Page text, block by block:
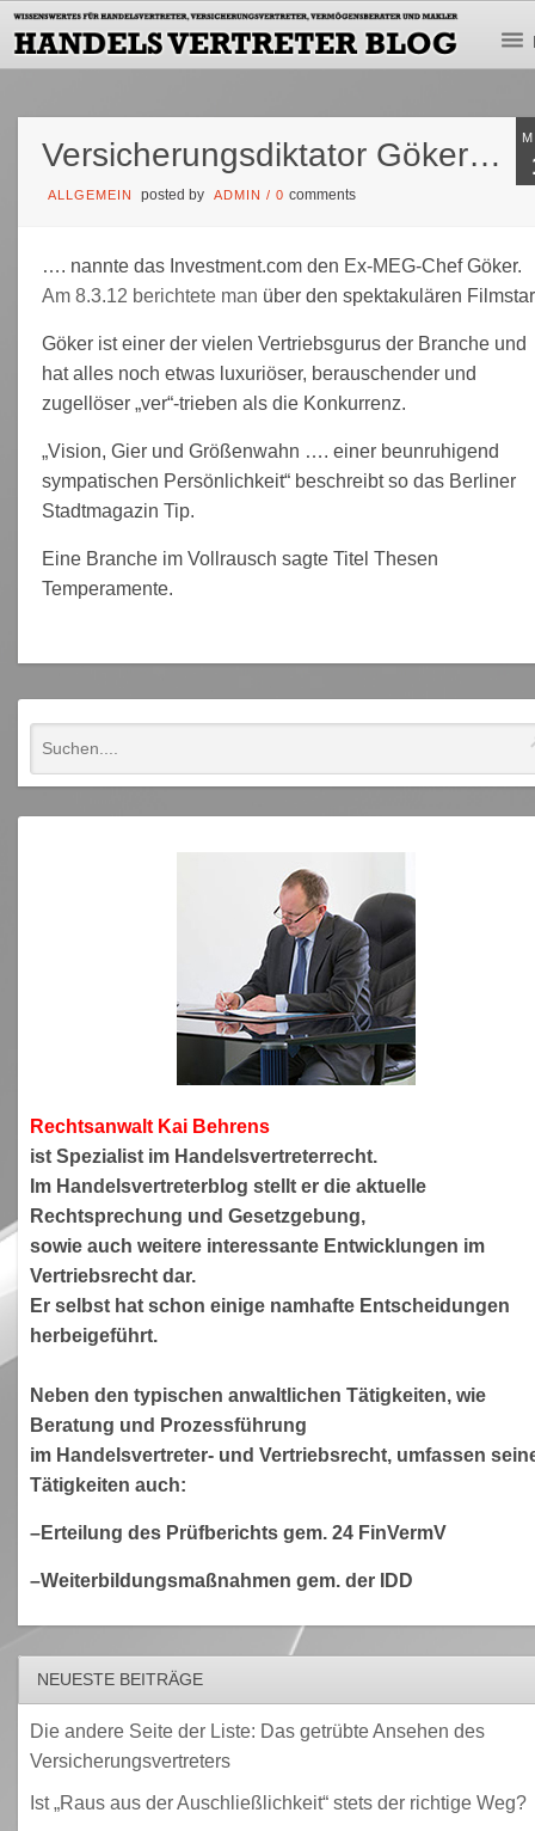
Versicherungsdiktator Göker…
ALLGEMEIN posted by ADMIN /0comments
…. nannte das Investment.com den Ex-MEG-Chef Göker.
Am 8.3.12 berichtete man über den spektakulären
Göker ist einer der vielen Vertriebsgurus der Branche und
hat alles noch etwas luxuriöser, berauschender und
zugellöser „ver“-trieben als die Konkurrenz.
„Vision, Gier und Größenwahn …. einer beunruhigend
sympatischen Persönlichkeit“ beschreibt so das Berliner
Stadtmagazin Tip.
Eine Branche im Vollrausch sagte Titel Thesen
Temperamente.
Rechtsanwalt Kai Behrens
ist Spezialist im Handelsvertreterrecht.
Im Handelsvertreterblog stellt er die aktuelle
Rechtsprechung und Gesetzgebung,
sowie auch weitere interessante Entwicklungen im
Vertriebsrecht dar.
Er selbst hat schon einige namhafte Entscheidungen
herbeigeführt.
Neben den typischen anwaltlichen Tätigkeiten, wie
Beratung und Prozessführung
im Handelsvertreter- und Vertriebsrecht, umfassen
Tätigkeiten auch:
–Erteilung des Prüfberichts gem. 24 FinVermV
–Weiterbildungsmaßnahmen gem. der IDD
NEUESTE BEITRÄGE
Die andere Seite der Liste: Das getrübte Ansehen des
Versicherungsvertreters
Ist „Raus aus der Auschließlichkeit“ stets der richtige Weg?